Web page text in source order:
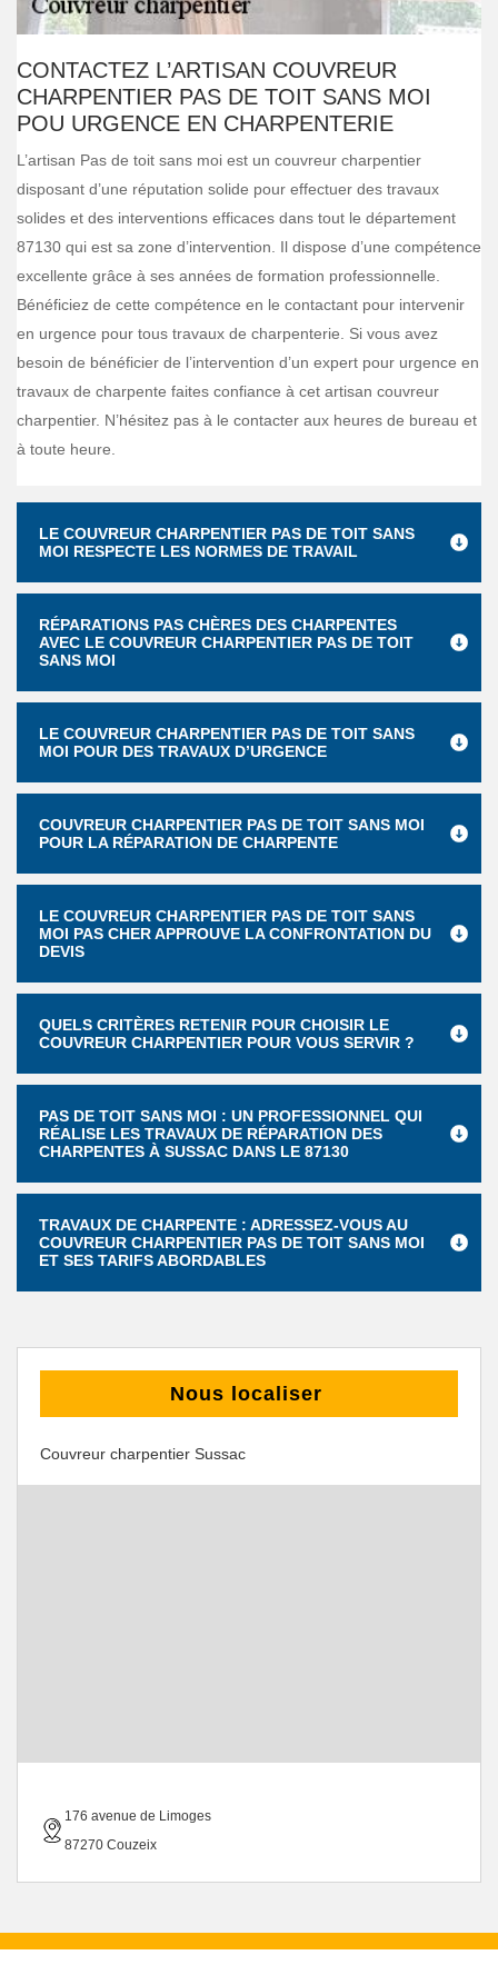
CONTACTEZ L’ARTISAN COUVREUR
CHARPENTIER PAS DE TOIT SANS MOI
POU URGENCE EN CHARPENTERIE
L’artisan Pas de toit sans moi est un couvreur charpentier
disposant d’une réputation solide pour effectuer des travaux
solides et des interventions efficaces dans tout le département
87130 qui est sa zone d’intervention. Il dispose d’une compétence
excellente grâce à ses années de formation professionnelle.
Bénéficiez de cette compétence en le contactant pour intervenir
en urgence pour tous travaux de charpenterie. Si vous avez
besoin de bénéficier de l’intervention d’un expert pour urgence en
travaux de charpente faites confiance à cet artisan couvreur
charpentier. N’hésitez pas à le contacter aux heures de bureau et
à toute heure.
LE COUVREUR CHARPENTIER PAS DE TOIT SANS
MOI RESPECTE LES NORMES DE TRAVAIL
RÉPARATIONS PAS CHÈRES DES CHARPENTES
AVEC LE COUVREUR CHARPENTIER PAS DE TOIT
SANS MOI
LE COUVREUR CHARPENTIER PAS DE TOIT SANS
MOI POUR DES TRAVAUX D’URGENCE
COUVREUR CHARPENTIER PAS DE TOIT SANS MOI
POUR LA RÉPARATION DE CHARPENTE
LE COUVREUR CHARPENTIER PAS DE TOIT SANS
MOI PAS CHER APPROUVE LA CONFRONTATION DU
DEVIS
QUELS CRITÈRES RETENIR POUR CHOISIR LE
COUVREUR CHARPENTIER POUR VOUS SERVIR ?
PAS DE TOIT SANS MOI : UN PROFESSIONNEL QUI
RÉALISE LES TRAVAUX DE RÉPARATION DES
CHARPENTES À SUSSAC DANS LE 87130
TRAVAUX DE CHARPENTE : ADRESSEZ-VOUS AU
COUVREUR CHARPENTIER PAS DE TOIT SANS MOI
ET SES TARIFS ABORDABLES
Nous localiser
Couvreur charpentier Sussac
176 avenue de Limoges
87270 Couzeix